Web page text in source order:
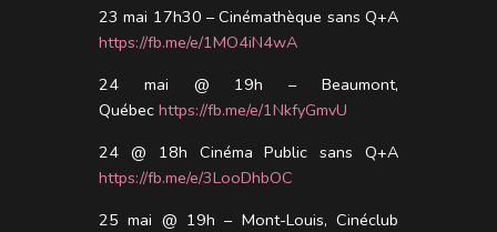
23 mai 17h30 – Cinémathèque sans Q+A
https://fb.me/e/1MO4iN4wA
24 mai @ 19h – Beaumont,
Québec https://fb.me/e/1NkfyGmvU
24 @ 18h Cinéma Public sans Q+A
https://fb.me/e/3LooDhbOC
25 mai @ 19h – Mont-Louis, Cinéclub